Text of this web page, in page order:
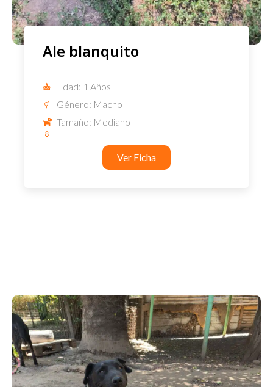
Ale blanquito
Edad: 1 Años
Género: Macho
Tamaño: Mediano
Ver Ficha